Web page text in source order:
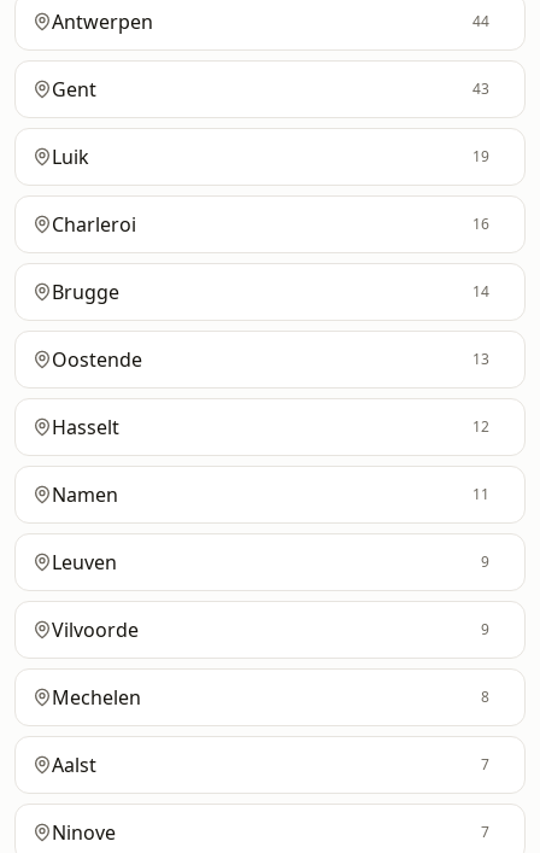
Antwerpen 44
Gent 43
Luik 19
Charleroi 16
Brugge 14
Oostende 13
Hasselt 12
Namen 11
Leuven 9
Vilvoorde 9
Mechelen 8
Aalst 7
Ninove 7